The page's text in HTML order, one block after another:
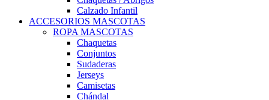
Calzado Infantil
ACCESORIOS MASCOTAS
ROPA MASCOTAS
Chaquetas
Conjuntos
Sudaderas
Jerseys
Camisetas
Chándal